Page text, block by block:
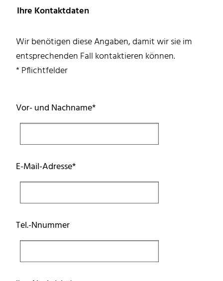
Ihre Kontaktdaten
Wir benötigen diese Angaben, damit wir sie im
entsprechenden Fall kontaktieren können.
* Pflichtfelder
Pflichtfeld
Vor- und Nachname*
Pflichtfeld
E-Mail-Adresse*
Tel.-Nnummer